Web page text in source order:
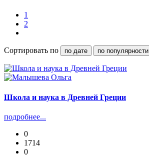
1
2
Сортировать по по дате по популярности
Школа и наука в Древней Греции
подробнее...
0
1714
0